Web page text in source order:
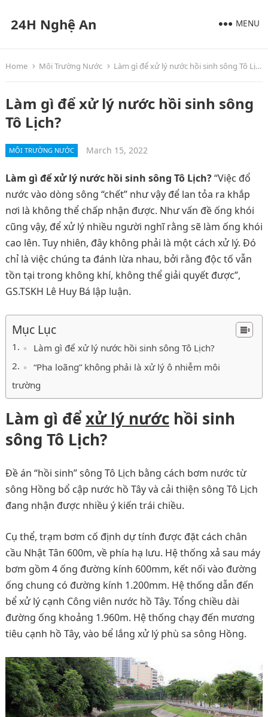
24H Nghệ An MENU
Home Môi Trường Nước Làm gì để xử lý nước hồi sinh sông Tô Lịch?
Làm gì để xử lý nước hồi sinh sông
Tô Lịch?
MÔI TRƯỜNG NƯỚC March 15, 2022
Làm gì để xử lý nước hồi sinh sông Tô Lịch?“Việc đổ
nước vào dòng sông “chết” như vậy để lan tỏa ra khắp
nơi là không thể chấp nhận được. Như vấn đề ống khói
cũng vậy, để xử lý nhiều người nghĩ rằng sẽ làm ống khói
cao lên. Tuy nhiên, đây không phải là một cách xử lý. Đó
chỉ là việc chúng ta đánh lừa nhau, bởi rằng độc tố vẫn
tồn tại trong không khí, không thể giải quyết được”,
GS.TSKH Lê Huy Bá lập luận.
Mục Lục
Làm gì để xử lý nước hồi sinh sông Tô Lịch?
“Pha loãng” không phải là xử lý ô nhiễm môi
trường
Làm gì đểxử lý nướchồi sinh
sông Tô Lịch?
Đề án “hồi sinh” sông Tô Lịch bằng cách bơm nước từ
sông Hồng bổ cập nước hồ Tây và cải thiện sông Tô Lịch
đang nhận được nhiều ý kiến trái chiều.
Cụ thể, trạm bơm cố định dự tính được đặt cách chân
cầu Nhật Tân 600m, về phía hạ lưu. Hệ thống xả sau máy
bơm gồm 4 ống đường kính 600mm, kết nối vào đường
ống chung có đường kính 1.200mm. Hệ thống dẫn đến
bể xử lý cạnh Công viên nước hồ Tây. Tổng chiều dài
đường ống khoảng 1.960m. Hệ thống chạy đến mương
tiêu cạnh hồ Tây, vào bể lắng xử lý phù sa sông Hồng.